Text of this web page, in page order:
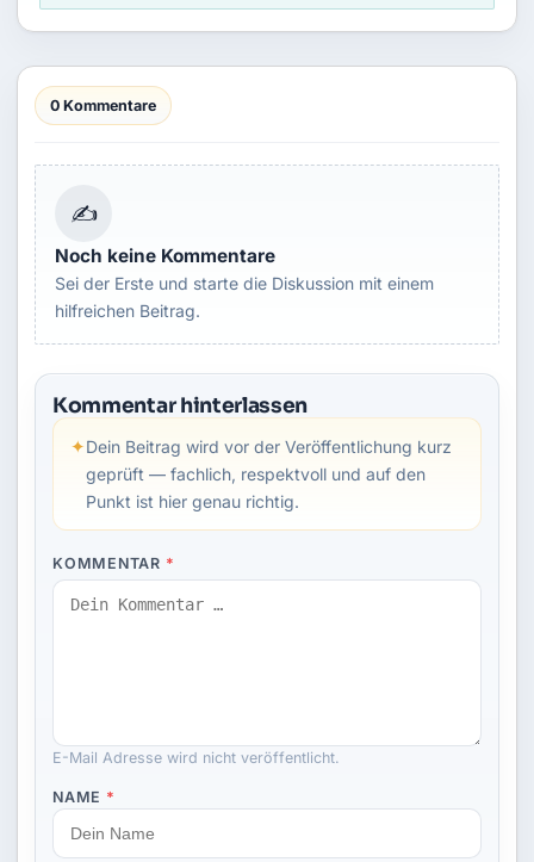
0 Kommentare
✍
Noch keine Kommentare
Sei der Erste und starte die Diskussion mit einem
hilfreichen Beitrag.
Kommentar hinterlassen
✦Dein Beitrag wird vor der Veröffentlichung kurz
geprüft — fachlich, respektvoll und auf den
Punkt ist hier genau richtig.
KOMMENTAR *
E-Mail Adresse wird nicht veröffentlicht.
NAME *